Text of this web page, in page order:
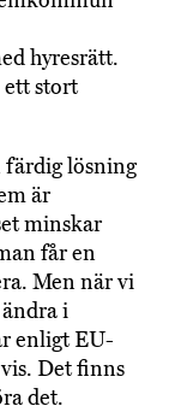
hyresrätt.
ett stort
färdig lösning
är
minskar
får en
Men när vi
i
enligt EU-
Det finns
det.